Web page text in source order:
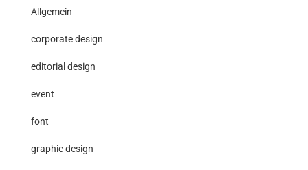
Allgemein
corporate design
editorial design
event
font
graphic design